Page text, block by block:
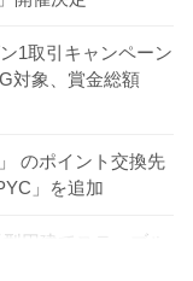
1取引キャンペーン
対象、賞金総額
のポイント交換先
」を追加
型円建てステーブル